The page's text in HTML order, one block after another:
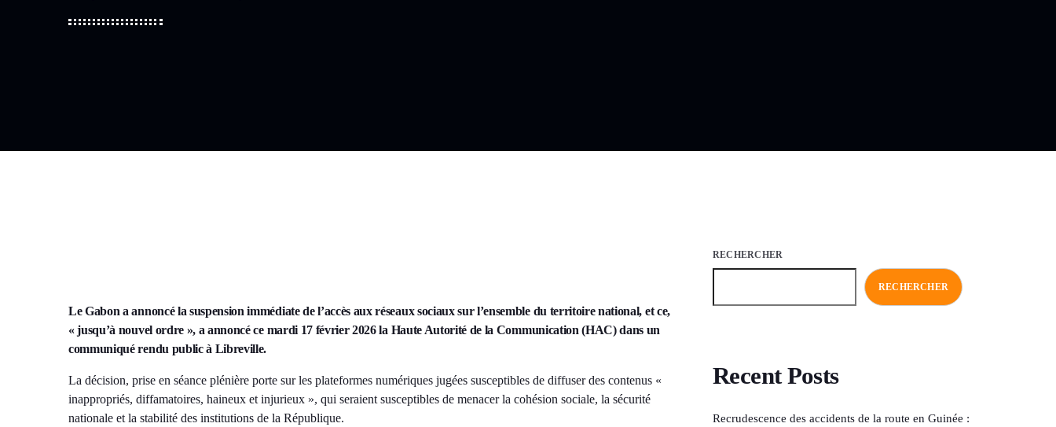
Le Gabon a annoncé la suspension immédiate de l’accès aux réseaux sociaux sur l’ensemble du territoire national, et ce,
« jusqu’à nouvel ordre », a annoncé ce mardi 17 février 2026 la Haute Autorité de la Communication (HAC) dans un
communiqué rendu public à Libreville.
La décision, prise en séance plénière porte sur les plateformes numériques jugées susceptibles de diffuser des contenus «
inappropriés, diffamatoires, haineux et injurieux », qui seraient susceptibles de menacer la cohésion sociale, la sécurité
nationale et la stabilité des institutions de la République.
RECHERCHER
RECHERCHER
Recent Posts
Recrudescence des accidents de la route en Guinée :